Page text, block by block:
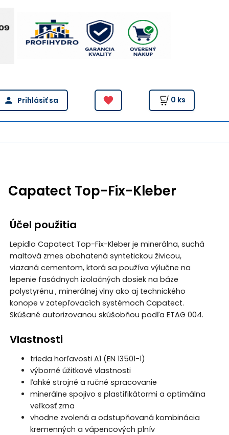
0 ks
Capatect Top-Fix-Kleber
Účel použitia
Lepidlo Capatect Top-Fix-Kleber je minerálna, suchá
maltová zmes obohatená syntetickou živicou,
viazaná cementom, ktorá sa používa výlučne na
lepenie fasádnych izolačných dosiek na báze
polystyrénu , minerálnej vlny ako aj technického
konope v zatepľovacích systémoch Capatect.
Skúšané autorizovanou skúšobňou podľa ETAG 004.
Vlastnosti
trieda horľavosti A1 (EN 13501-1)
výborné úžitkové vlastnosti
ľahké strojné a ručné spracovanie
minerálne spojivo s plastifikátormi a optimálna
veľkosť zrna
vhodne zvolená a odstupňovaná kombinácia
kremenných a vápencových plnív